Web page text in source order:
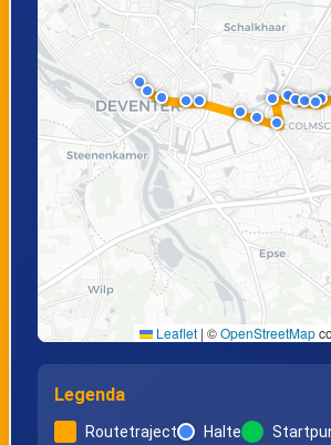
Leaflet | ©OpenStreetMap
Legenda
Routetraject Halte